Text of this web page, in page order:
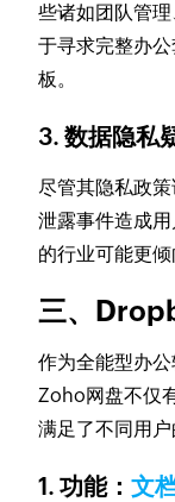
些诸如团队管
于寻求完整办
板。
3. 数据隐私
尽管其隐私政
泄露事件造成
的行业可能更倾
三、
作为全能型办
Zoho网盘不仅
满足了不同用户
1. 功能：文